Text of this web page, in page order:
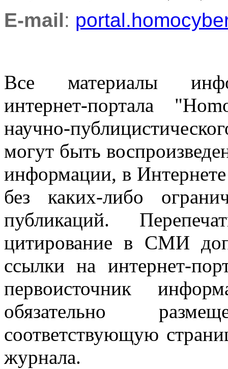
E-mail:
Все материалы
интернет-портала
научно-
могут быть
информации, в
без каких-либо
публикаций.
цитирование в СМИ
ссылки на интернет-
первоисточник
обязательно
соответствующую
журнала.